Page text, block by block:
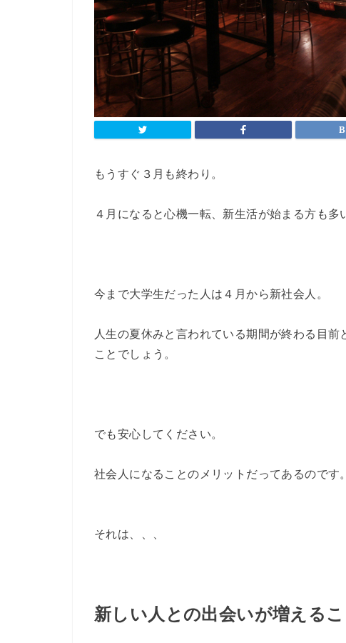
もうすぐ３月も終わり。
４月になると心機一転、新生活が始まる方も多
今まで大学生だった人は４月から新社会人。
人生の夏休みと言われている期間が終わる目
ことでしょう。
でも安心してください。
社会人になることのメリットだってあるのです。
それは、、、
新しい人との出会いが増えるこ